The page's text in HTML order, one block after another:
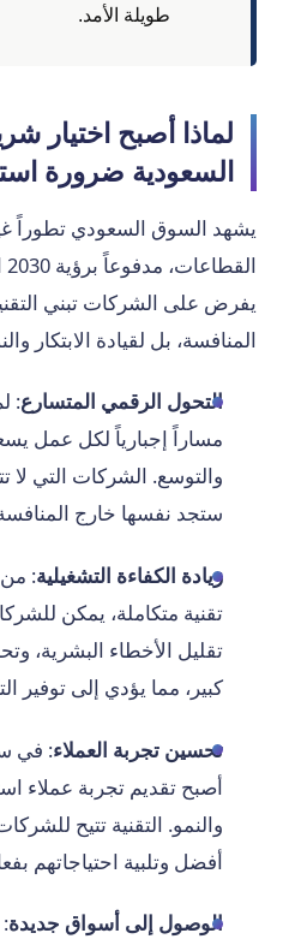
طويلة الأمد.
لماذا أصبح اختيار
السعودية ضرورة
يشهد السوق السعودي تطوراً
يفرض على الشركات تبني
المنافسة، بل لقيادة الابتكار
التحول الرقمي المتسارع:
مساراً إجبارياً لكل عمل
والتوسع. الشركات التي لا
ستجد نفسها خارج المنافسة
زيادة الكفاءة التشغيلية:
تقنية متكاملة، يمكن
تقليل الأخطاء البشرية،
كبير، مما يؤدي إلى توفير
تحسين تجربة العملاء: في
أصبح تقديم تجربة عملاء
والنمو. التقنية تتيح
أفضل وتلبية احتياجاتهم
الوصول إلى أسواق جديدة